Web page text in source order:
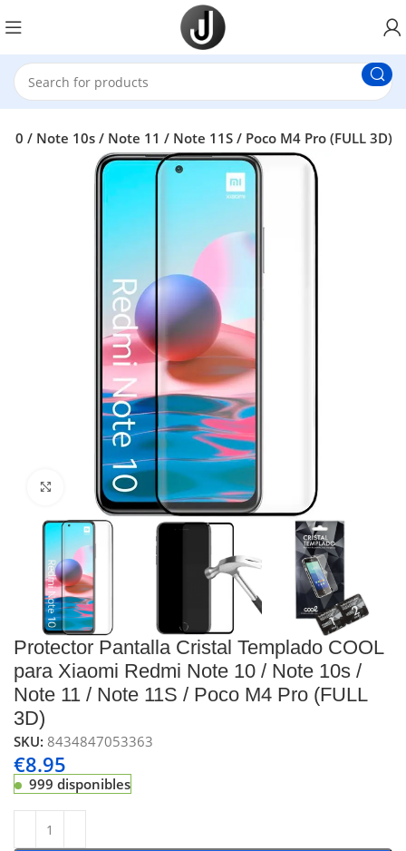
/ Note 10s / Note 11 / Note 11S / Poco M4 Pro (FULL 3D)
Click to enlarge
Protector Pantalla Cristal Templado COOL
para Xiaomi Redmi Note 10 / Note 10s /
Note 11 / Note 11S / Poco M4 Pro (FULL
3D)
SKU:8434847053363
€8.95
999 disponibles